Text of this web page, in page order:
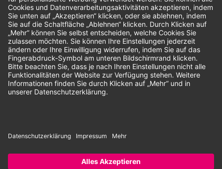
Unsere Zahlungsarten:
Rechnung SEPA-Lastschrift Vorkasse